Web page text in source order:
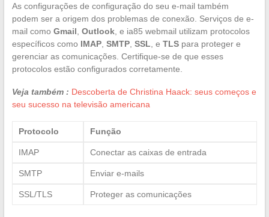
As configurações de configuração do seu e-mail também
podem ser a origem dos problemas de conexão. Serviços de e-
mail como Gmail Outlook, e ia85 webmail utilizam protocolos
específicos como IMAP, SMTP, SSL , e TLSpara proteger e
gerenciar as comunicações. Certifique-se de que esses
protocolos estão configurados corretamente.
Veja também : Descoberta de Christina Haack: seus começos e
seu sucesso na televisão americana
Protocolo Função
IMAP Conectar as caixas de entrada
SMTP Enviar e-mails
SSL/TLS Proteger as comunicações